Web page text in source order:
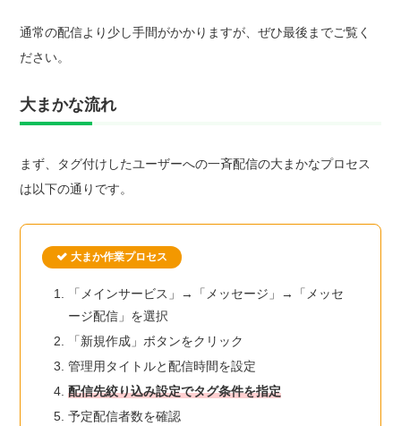
通常の配信より少し手間がかかりますが、ぜひ最後までご覧く
ださい。
大まかな流れ
まず、タグ付けしたユーザーへの一斉配信の大まかなプロセス
は以下の通りです。
大まか作業プロセス
「メインサービス」→「メッセージ」→「メッセ
ージ配信」を選択
「新規作成」ボタンをクリック
管理用タイトルと配信時間を設定
配信先絞り込み設定でタグ条件を指定
予定配信者数を確認